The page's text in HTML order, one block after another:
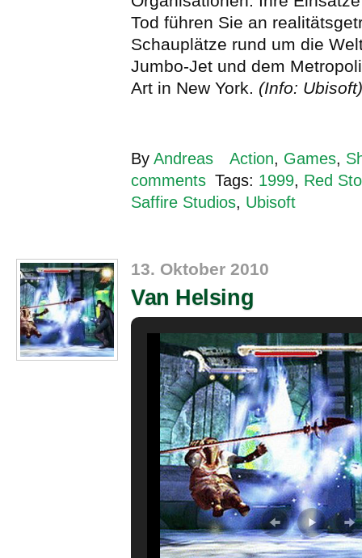
Tod führen Sie an
Schauplätze rund um die
Jumbo-Jet und dem
Art in New York. (Info: Ubisoft)
By Andreas Action, Games,
comments Tags: 1999, Red
Saffire Studios, Ubisoft
13. Oktober 2010
Van Helsing